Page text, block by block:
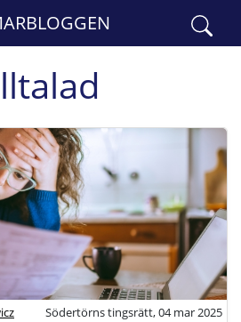
Södertörns tingsrätt, 04 mar 2025